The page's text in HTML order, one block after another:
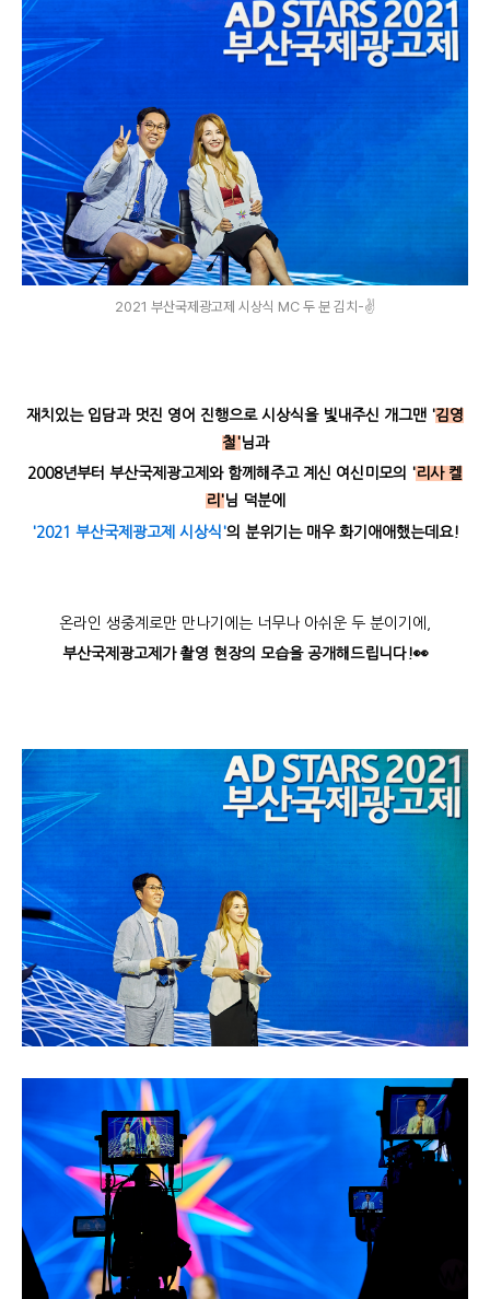
2021 부산국제광고제 시상식 MC 두 분 김치-✌️
재치있는 입담과 멋진 영어 진행으로 시상식을 빛내주신 개그맨 '김영
철'님과
2008년부터 부산국제광고제와 함께해주고 계신 여신미모의 '리사 켈
리'님 덕분에
'2021 부산국제광고제 시상식'의 분위기는 매우 화기애애했는데요!
온라인 생중계로만 만나기에는 너무나 아쉬운 두 분이기에,
부산국제광고제가 촬영 현장의 모습을 공개해드립니다!👀